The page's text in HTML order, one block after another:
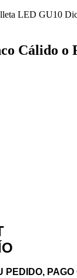
LED GU10
Cálido